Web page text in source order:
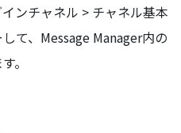
ンチャネル > チャネル基本
て、Message Manager内の
。